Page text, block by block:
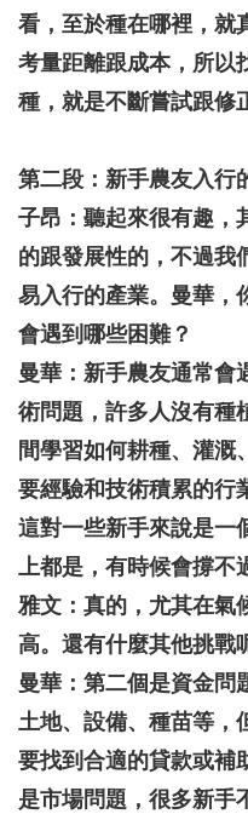
看，至於種在哪裡，就
考量距離跟成本，所以
種，就是不斷嘗試跟修
第二段：新手農友入行
子昂：聽起來很有趣，
的跟發展性的，不過我
易入行的產業。曼華，
會遇到哪些困難？
曼華：新手農友通常會
術問題，許多人沒有種
間學習如何耕種、灌溉
要經驗和技術積累的行
這對一些新手來說是一
上都是，有時候會撐不
雅文：真的，尤其在氣
高。還有什麼其他挑戰
曼華：第二個是資金問
土地、設備、種苗等，
要找到合適的貸款或補
是市場問題，很多新手